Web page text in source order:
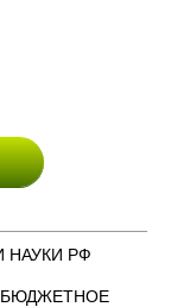
НАУКИ РФ
БЮДЖЕТНОЕ